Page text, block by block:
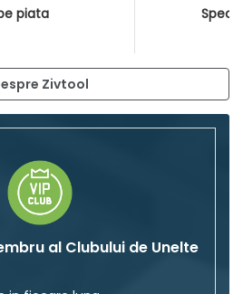
piata
Zivtool
al Clubului de Unelte